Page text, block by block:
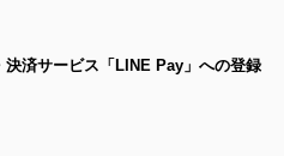
済サービス「 LINE Pay」への登録